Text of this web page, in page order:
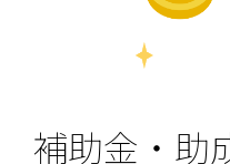
補助金・助